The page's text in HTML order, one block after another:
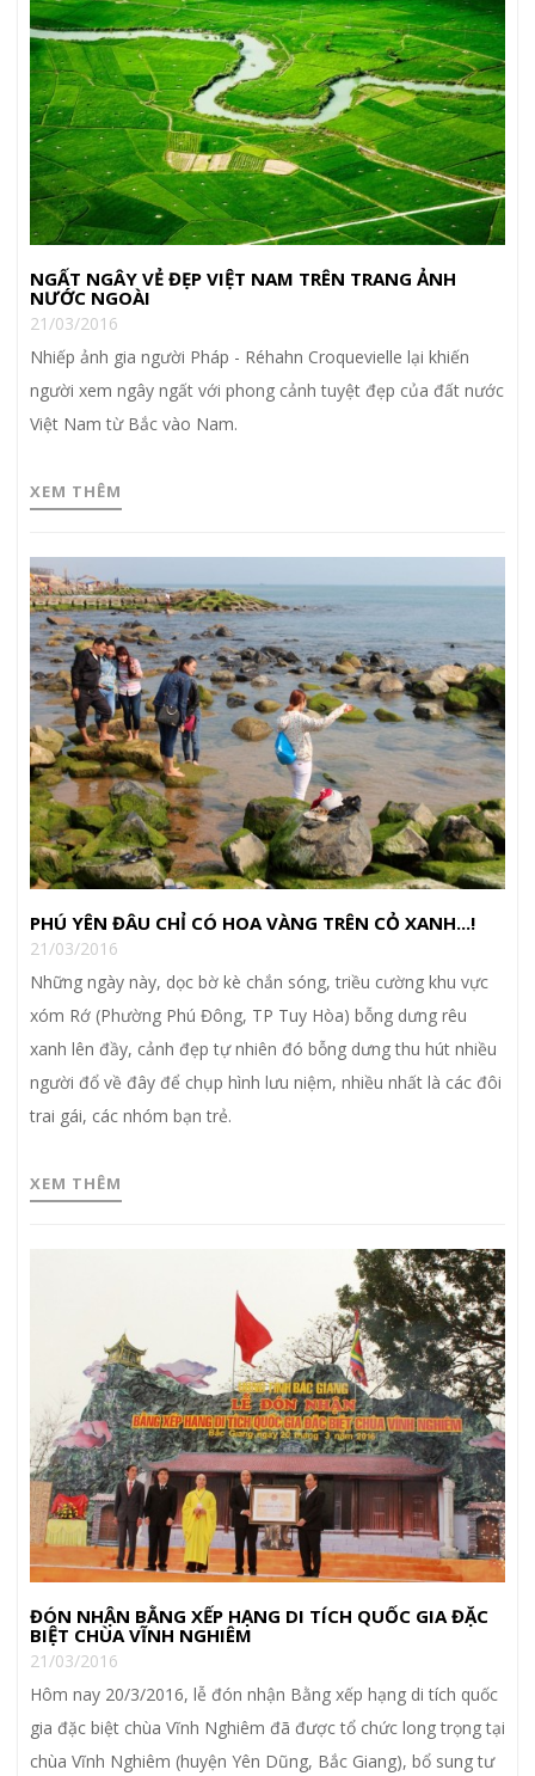
NGẤT NGÂY VẺ ĐẸP VIỆT NAM TRÊN TRANG ẢNH
NƯỚC NGOÀI
21/03/2016
Nhiếp ảnh gia người Pháp - Réhahn Croquevielle lại khiến
người xem ngây ngất với phong cảnh tuyệt đẹp của đất nước
Việt Nam từ Bắc vào Nam.
XEM THÊM
PHÚ YÊN ĐÂU CHỈ CÓ HOA VÀNG TRÊN CỎ XANH...!
21/03/2016
Những ngày này, dọc bờ kè chắn sóng, triều cường khu vực
xóm Rớ (Phường Phú Đông, TP Tuy Hòa) bỗng dưng rêu
xanh lên đầy, cảnh đẹp tự nhiên đó bỗng dưng thu hút nhiều
người đổ về đây để chụp hình lưu niệm, nhiều nhất là các đôi
trai gái, các nhóm bạn trẻ.
XEM THÊM
ĐÓN NHẬN BẰNG XẾP HẠNG DI TÍCH QUỐC GIA ĐẶC
BIỆT CHÙA VĨNH NGHIÊM
21/03/2016
Hôm nay 20/3/2016, lễ đón nhận Bằng xếp hạng di tích quốc
gia đặc biệt chùa Vĩnh Nghiêm đã được tổ chức long trọng tại
chùa Vĩnh Nghiêm (huyện Yên Dũng, Bắc Giang), bổ sung tư